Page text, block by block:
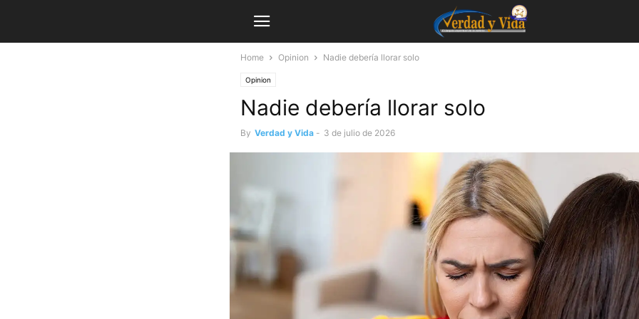
Home Opinion Nadie debería llorar solo
Opinion
Nadie debería llorar solo
By Verdad y Vida - 3 de julio de 2026